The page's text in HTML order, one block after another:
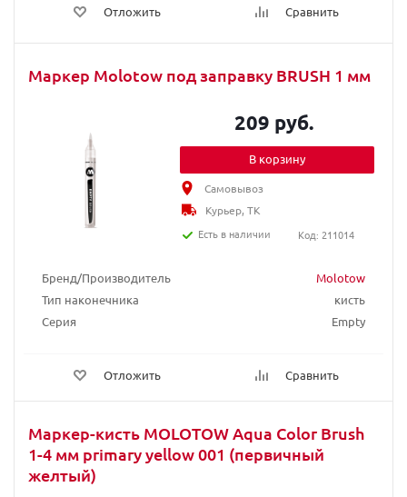
Отложить Сравнить
Маркер Molotow под заправку BRUSH 1 мм
Бренд/Производитель
Molotow
Тип наконечника
кисть
Серия
Empty
Отложить Сравнить
209 руб.
В корзину
Самовывоз
Курьер, ТК
Есть в наличии
Код: 211014
Маркер-кисть MOLOTOW Aqua Color Brush
1-4 мм primary yellow 001 (первичный
желтый)